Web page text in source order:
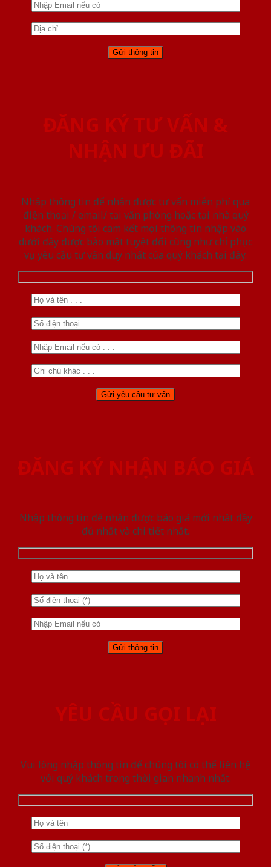
ĐĂNG KÝ TƯ VẤN &
NHẬN ƯU ĐÃI
Nhập thông tin để nhận được tư vấn miễn phí qua
điện thoại / email/ tại văn phòng hoặc tại nhà quý
khách. Chúng tôi cam kết mọi thông tin nhập vào
dưới đây được bảo mật tuyệt đối cũng như chỉ phục
vụ yêu cầu tư vấn duy nhất của quý khách tại đây.
ĐĂNG KÝ NHẬN BÁO GIÁ
Nhập thông tin để nhận được báo giá mới nhât đầy
đủ nhất và chi tiết nhất.
YÊU CẦU GỌI LẠI
Vui lòng nhập thông tin để chúng tôi có thể liên hệ
với quý khách trong thời gian nhanh nhất.